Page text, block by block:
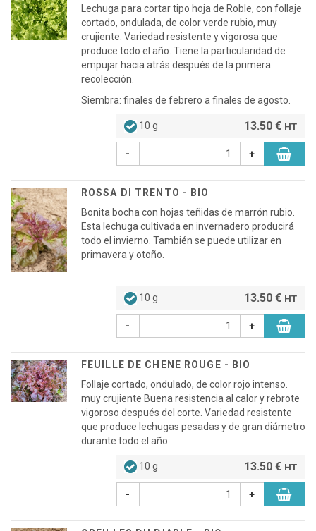
Lechuga para cortar tipo hoja de Roble, con follaje
cortado, ondulada, de color verde rubio, muy
crujiente. Variedad resistente y vigorosa que
produce todo el año. Tiene la particularidad de
empujar hacia atrás después de la primera
recolección.
Siembra: finales de febrero a finales de agosto.
10 g 13.50 € HT
- +
ROSSA DI TRENTO - BIO
Bonita bocha con hojas teñidas de marrón rubio.
Esta lechuga cultivada en invernadero producirá
todo el invierno. También se puede utilizar en
primavera y otoño.
10 g 13.50 € HT
- +
FEUILLE DE CHENE ROUGE - BIO
Follaje cortado, ondulado, de color rojo intenso.
muy crujiente Buena resistencia al calor y rebrote
vigoroso después del corte. Variedad resistente
que produce lechugas pesadas y de gran diámetro
durante todo el año.
10 g 13.50 € HT
- +